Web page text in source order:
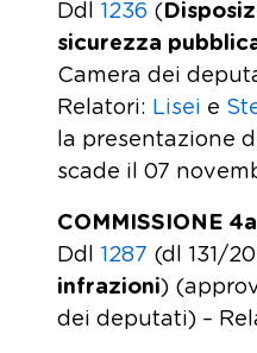
Ddl 1236 (
sicurezza
Camera dei
Relatori: Lisei e
la presentazione
scade il 07
COMMISSIONE
Ddl 1287 (dl 131/
infrazioni)
dei deputati) –